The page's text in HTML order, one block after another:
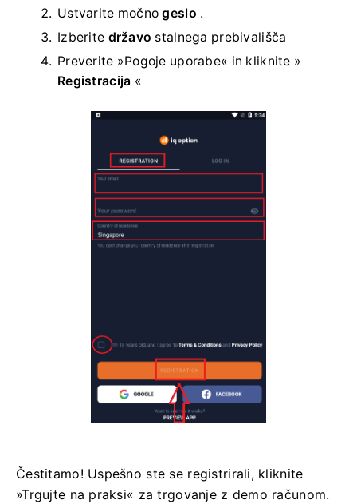
Ustvarite močnogeslo .
Izberite državo stalnega prebivališča
Preverite »Pogoje uporabe« in kliknite »
Registracija «
Čestitamo! Uspešno ste se registrirali, kliknite
»Trgujte na praksi« za trgovanje z demo računom.